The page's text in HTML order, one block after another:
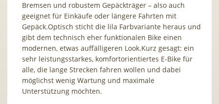
Bremsen und robustem Gepäckträger – also auch
geeignet für Einkäufe oder längere Fahrten mit
Gepäck.Optisch sticht die lila Farbvariante heraus und
gibt dem technisch eher funktionalen Bike einen
modernen, etwas auffälligeren Look.Kurz gesagt: ein
sehr leistungsstarkes, komfortorientiertes E-Bike für
alle, die lange Strecken fahren wollen und dabei
möglichst wenig Wartung und maximale
Unterstützung möchten.